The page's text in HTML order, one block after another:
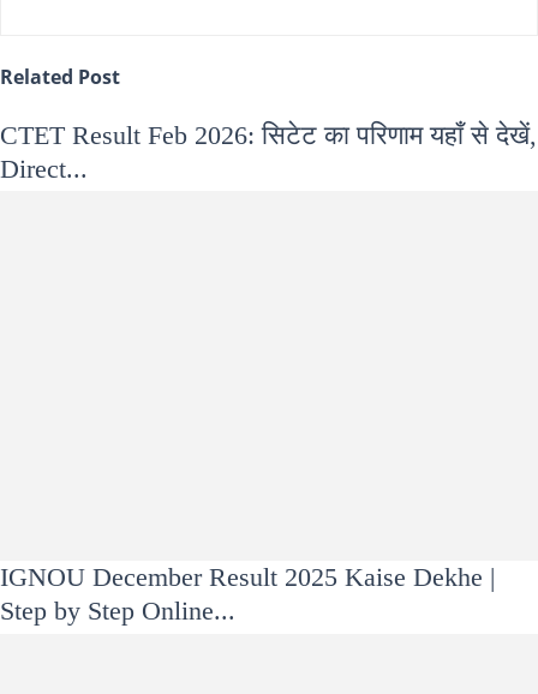
Related Post
CTET Result Feb 2026: सिटेट का परिणाम यहाँ से देखें,
Direct...
IGNOU December Result 2025 Kaise Dekhe |
Step by Step Online...